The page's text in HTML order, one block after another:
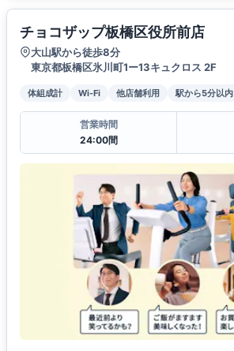
チョコザップ板橋区役所前店
大山駅から徒歩8分
東京都板橋区氷川町1ー13キュクロス 2F
体組成計 Wi-Fi 他店舗利用 駅から5分以内
営業時間
24:00間